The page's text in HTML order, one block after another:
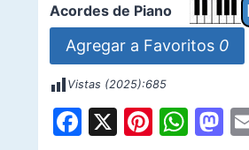
Acordes de Piano
Agregar a Favoritos 0
Vistas (2025):685
F X Pi W M